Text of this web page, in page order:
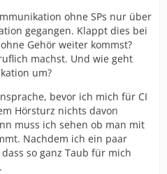
ohne SPs nur über
gegangen. Klappt dies bei
Gehör weiter kommst?
machst. Und wie geht
um?
bevor ich mich für CI
Hörsturz nichts davon
muss ich sehen ob man mit
Nachdem ich ein paar
so ganz Taub für mich